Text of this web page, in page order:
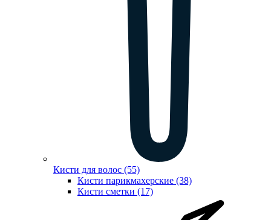
Кисти для волос (55)
Кисти парикмахерские (38)
Кисти сметки (17)